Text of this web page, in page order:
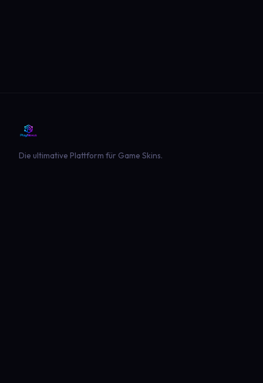
Die ultimative Plattform für Game Skins.